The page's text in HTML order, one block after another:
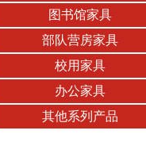
图书馆家具
部队营房家具
校用家具
办公家具
其他系列产品